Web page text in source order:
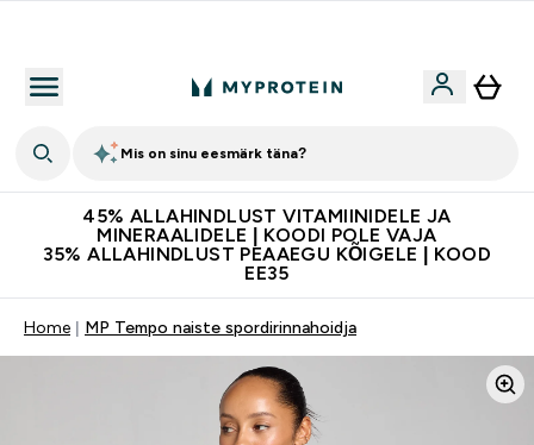
Mis on sinu eesmärk täna?
45% ALLAHINDLUST VITAMIINIDELE JA
MINERAALIDELE | KOODI POLE VAJA
35% ALLAHINDLUST PEAAEGU KÕIGELE | KOOD
EE35
Home MP Tempo naiste spordirinnahoidja